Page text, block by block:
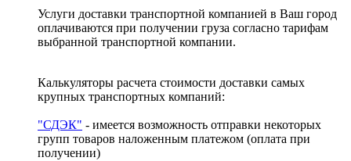
Услуги доставки транспортной компанией в Ваш город
оплачиваются при получении груза согласно тарифам
выбранной транспортной компании.
Калькуляторы расчета стоимости доставки самых
крупных транспортных компаний:
"СДЭК" - имеется возможность отправки некоторых
групп товаров наложенным платежом (оплата при
получении)